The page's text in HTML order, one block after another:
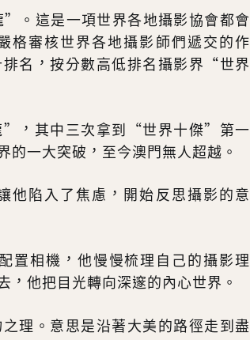
。這是一項世界各地攝影協會都會
審核世界各地攝影師們遞交的作
名，按分數高低排名攝影界“世界
”，其中三次拿到“世界十傑”第一
的一大突破，至今澳門無人超越。
他陷入了焦慮，開始反思攝影的意
置相機，他慢慢梳理自己的攝影理
，他把目光轉向深邃的內心世界。
理。意思是沿著大美的路徑走到盡